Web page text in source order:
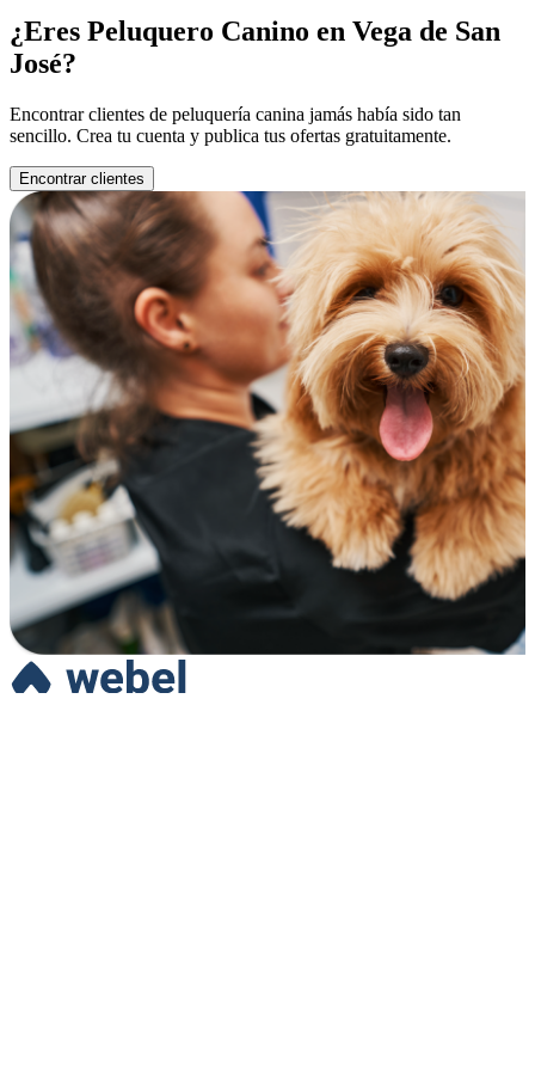
¿Eres Peluquero Canino en Vega de San
José?
Encontrar clientes de peluquería canina jamás había sido tan
sencillo. Crea tu cuenta y publica tus ofertas gratuitamente.
Encontrar clientes